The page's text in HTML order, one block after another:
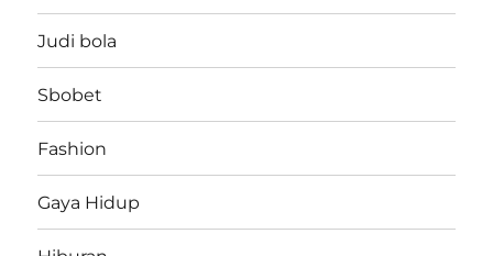
Judi bola
Sbobet
Fashion
Gaya Hidup